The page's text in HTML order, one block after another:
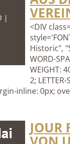
|
<DIV
Historic",
WORD-
WEIGHT:
2;
inline: 0px;
JOUR